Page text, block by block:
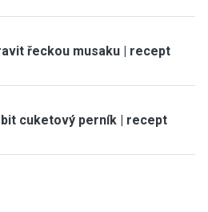
řeckou musaku | recept
cuketový perník | recept